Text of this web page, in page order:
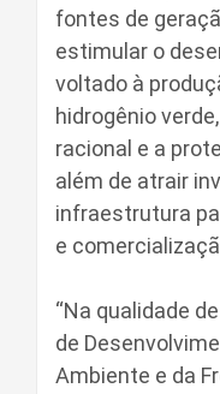
fontes de
estimular o
voltado à
hidrogênio
racional e a
além de atrair
infraestrutura
e
“Na qualidade
de
Ambiente e da